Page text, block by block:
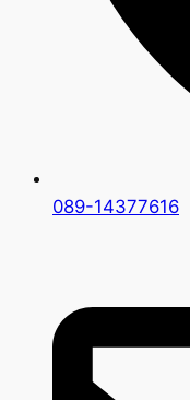
089-14377616